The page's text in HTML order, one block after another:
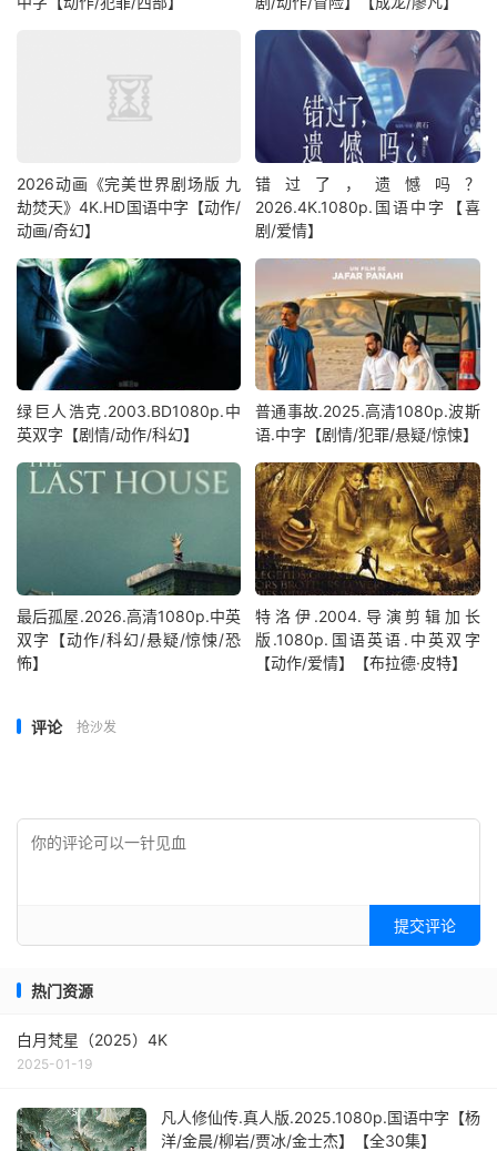
2026动画《完美世界剧场版 九
劫焚天》4K.HD国语中字【动作/
动画/奇幻】
错过了，遗憾吗？
2026.4K.1080p.国语中字【喜
剧/爱情】
绿巨人浩克.2003.BD1080p.中
英双字【剧情/动作/科幻】
普通事故.2025.高清1080p.波斯
语.中字【剧情/犯罪/悬疑/惊悚】
最后孤屋.2026.高清1080p.中英
双字【动作/科幻/悬疑/惊悚/恐
怖】
特洛伊.2004.导演剪辑加长
版.1080p.国语英语.中英双字
【动作/爱情】【布拉德·皮特】
评论 抢沙发
提交评论
热门资源
白月梵星（2025）4K
2025-01-19
凡人修仙传.真人版.2025.1080p.国语中字【杨
洋/金晨/柳岩/贾冰/金士杰】【全30集】